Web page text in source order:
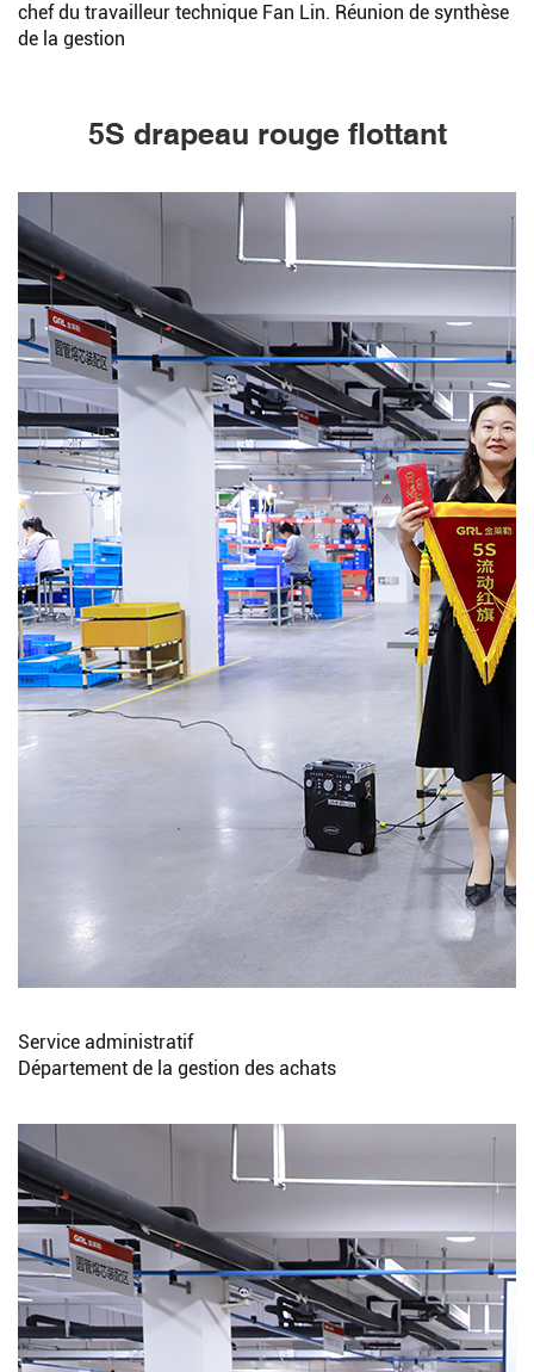
chef du travailleur technique Fan Lin. Réunion de synthèse
de la gestion
5S drapeau rouge flottant
Service administratif
Département de la gestion des achats